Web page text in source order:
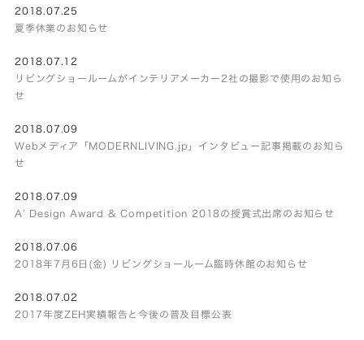
2018.07.25
夏季休業のお知らせ
2018.07.12
リビングショールームがインテリアメーカー2社の撮影で使用のお知ら
せ
2018.07.09
Webメディア「MODERNLIVING.jp」インタビュー記事掲載のお知ら
せ
2018.07.09
A’ Design Award & Competition 2018の授賞式出席のお知らせ
2018.07.06
2018年7月6日(金) リビングショールーム臨時休館のお知らせ
2018.07.02
2017年度ZEH実績報告と今後の普及目標公表